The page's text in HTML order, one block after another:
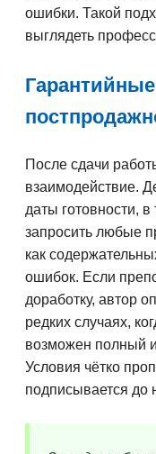
ошибки. Такой
выглядеть
После сдачи
взаимодействие.
даты готовности,
запросить любые
как
ошибок. Если
доработку, автор
редких случаях,
возможен полный
Условия чётко
подписывается до